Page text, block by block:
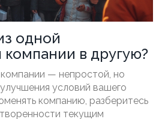
одной
в другую?
— непростой, но
условий вашего
компанию, разберитесь
текущим